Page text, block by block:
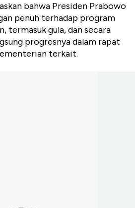
bahwa Presiden Prabowo
penuh terhadap program
termasuk gula, dan secara
progresnya dalam rapat
terkait.